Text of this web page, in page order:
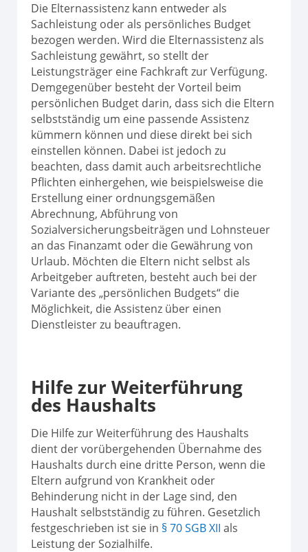
Die Elternassistenz kann entweder als
Sachleistung oder als persönliches Budget
bezogen werden. Wird die Elternassistenz als
Sachleistung gewährt, so stellt der
Leistungsträger eine Fachkraft zur Verfügung.
Demgegenüber besteht der Vorteil beim
persönlichen Budget darin, dass sich die Eltern
selbstständig um eine passende Assistenz
kümmern können und diese direkt bei sich
einstellen können. Dabei ist jedoch zu
beachten, dass damit auch arbeitsrechtliche
Pflichten einhergehen, wie beispielsweise die
Erstellung einer ordnungsgemäßen
Abrechnung, Abführung von
Sozialversicherungsbeiträgen und Lohnsteuer
an das Finanzamt oder die Gewährung von
Urlaub. Möchten die Eltern nicht selbst als
Arbeitgeber auftreten, besteht auch bei der
Variante des „persönlichen Budgets“ die
Möglichkeit, die Assistenz über einen
Dienstleister zu beauftragen.
Hilfe zur Weiterführung
des Haushalts
Die Hilfe zur Weiterführung des Haushalts
dient der vorübergehenden Übernahme des
Haushalts durch eine dritte Person, wenn die
Eltern aufgrund von Krankheit oder
Behinderung nicht in der Lage sind, den
Haushalt selbstständig zu führen. Gesetzlich
festgeschrieben ist sie in § 70 SGB XII als
Leistung der Sozialhilfe.